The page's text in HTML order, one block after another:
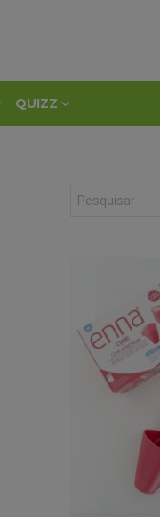
QUIZZ
for: